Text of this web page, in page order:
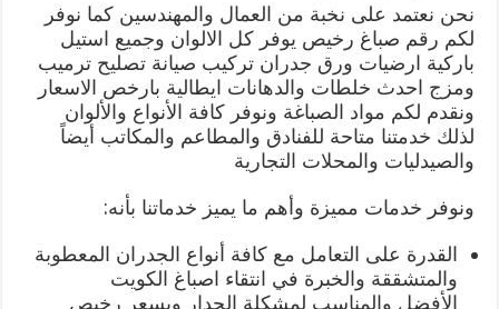
نحن نعتمد على نخبة من العمال والمهندسين كما نوفر
لكم رقم صباغ رخيص يوفر كل الالوان وجميع استيل
باركية ارضيات ورق جدران تركيب صيانة تصليح ترميب
ومزج احدث خلطات والدهانات ايطالية بارخص الاسعار
ونقدم لكم مواد الصباغة ونوفر كافة الأنواع والألوان
لذلك خدمتنا متاحة للفنادق والمطاعم والمكاتب أيضاً
والصيدليات والمحلات التجارية
ونوفر خدمات مميزة وأهم ما يميز خدماتنا بأنه:
القدرة على التعامل مع كافة أنواع الجدران المعطوبة
والمتشققة والخبرة في انتقاء اصباغ الكويت
الأفضل والمناسب لمشكلة الجدار وبسعر رخيص